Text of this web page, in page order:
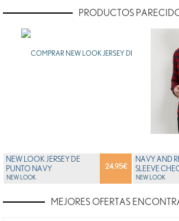
PRODUCTOS
24.95€
NEW LOOK JERSEY DE
PUNTO NAVY
NEW LOOK
NAVY AND
SLEEVE
NEW LOOK
MEJORES OFERTAS